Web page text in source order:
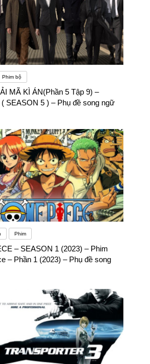
Phim bộ
MÃ KÌ ÁN(Phần 5 Tập 9) –
SEASON 5 ) – Phụ đề song ngữ
Phim
– SEASON 1 (2023) – Phim
– Phần 1 (2023) – Phụ đề song